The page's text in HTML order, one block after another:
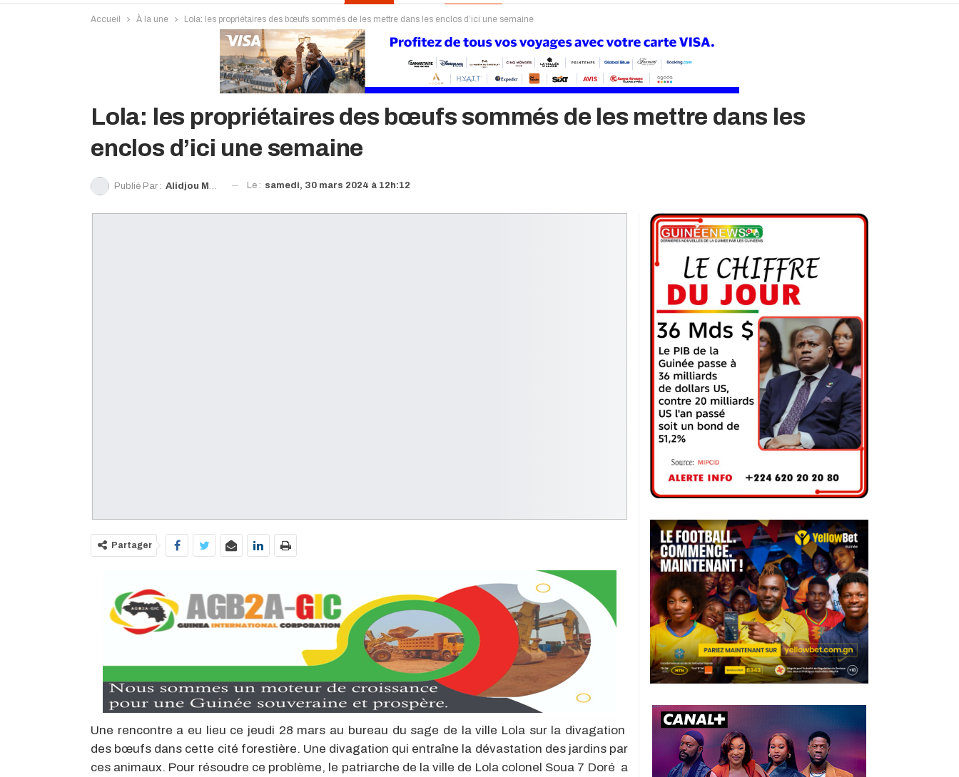
Interviews Publireportage Région
Accueil À la une Lola: les propriétaires des bœufs sommés de les mettre dans les enclos d’ici une semaine
Lola: les propriétaires des bœufs sommés de les mettre dans les
enclos d’ici une semaine
Publié Par : Alidjou Moribadougou Sylla Le : samedi, 30 mars 2024 à 12h:12
Partager
Une rencontre a eu lieu ce jeudi 28 mars au bureau du sage de la ville Lola sur la divagation
des bœufs dans cette cité forestière. Une divagation qui entraîne la dévastation des jardins par
ces animaux. Pour résoudre ce problème, le patriarche de la ville de Lola colonel Soua 7 Doré a